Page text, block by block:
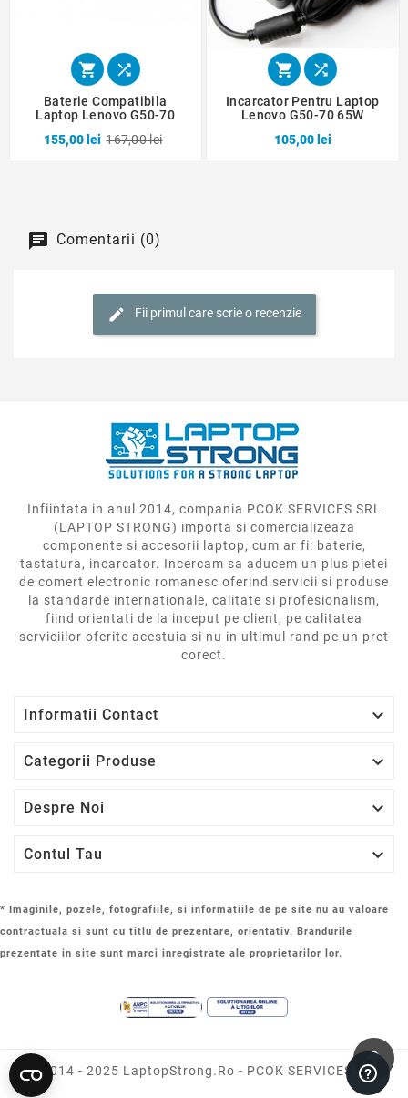
 
Baterie Compatibila
Laptop Lenovo G50-70
155,00 lei 167,00 lei
 
Incarcator Pentru Laptop
Lenovo G50-70 65W
105,00 lei
Comentarii (0)
Fii primul care scrie o recenzie
Infiintata in anul 2014, compania PCOK SERVICES SRL
(LAPTOP STRONG) importa si comercializeaza
componente si accesorii laptop, cum ar fi: baterie,
tastatura, incarcator. Incercam sa aducem un plus pietei
de comert electronic romanesc oferind servicii si produse
la standarde internationale, calitate si profesionalism,
fiind orientati de la inceput pe client, pe calitatea
serviciilor oferite acestuia si nu in ultimul rand pe un pret
corect.
Informatii Contact 
Categorii Produse 
Despre Noi 
Contul Tau 
* Imaginile, pozele, fotografiile, si informatiile de pe site nu au valoare
contractuala si sunt cu titlu de prezentare, orientativ. Brandurile
prezentate in site sunt marci inregistrate ale proprietarilor lor.
© 2014 - 2025 LaptopStrong.ro - PCOK SERVICES SRL